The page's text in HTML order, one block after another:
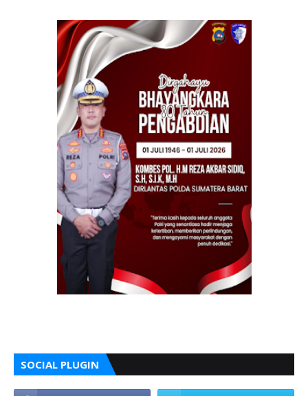
SOCIAL PLUGIN